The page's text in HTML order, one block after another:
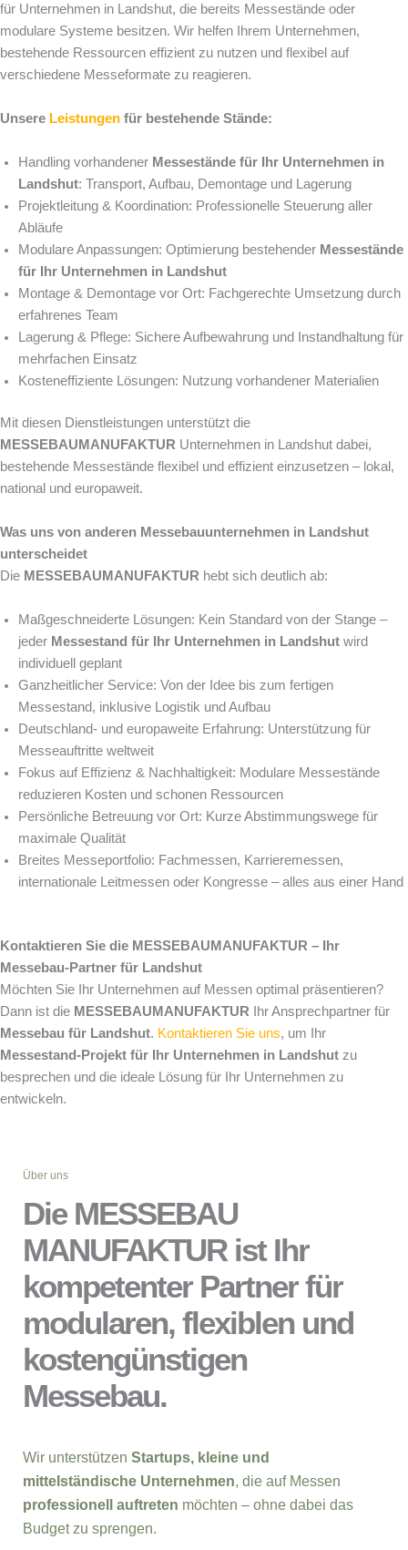
für Unternehmen in Landshut, die bereits Messestände oder
modulare Systeme besitzen. Wir helfen Ihrem Unternehmen,
bestehende Ressourcen effizient zu nutzen und flexibel auf
verschiedene Messeformate zu reagieren.
Unsere Leistungen für bestehende Stände:
Handling vorhandener Messestände für Ihr Unternehmen in
Landshut: Transport, Aufbau, Demontage und Lagerung
Projektleitung & Koordination: Professionelle Steuerung aller
Abläufe
Modulare Anpassungen: Optimierung bestehender Messestände
für Ihr Unternehmen in Landshut
Montage & Demontage vor Ort: Fachgerechte Umsetzung durch
erfahrenes Team
Lagerung & Pflege: Sichere Aufbewahrung und Instandhaltung für
mehrfachen Einsatz
Kosteneffiziente Lösungen: Nutzung vorhandener Materialien
Mit diesen Dienstleistungen unterstützt die
MESSEBAUMANUFAKTUR Unternehmen in Landshut dabei,
bestehende Messestände flexibel und effizient einzusetzen – lokal,
national und europaweit.
Was uns von anderen Messebauunternehmen in Landshut
unterscheidet
Die MESSEBAUMANUFAKTUR hebt sich deutlich ab:
Maßgeschneiderte Lösungen: Kein Standard von der Stange –
jeder Messestand für Ihr Unternehmen in Landshut wird
individuell geplant
Ganzheitlicher Service: Von der Idee bis zum fertigen
Messestand, inklusive Logistik und Aufbau
Deutschland- und europaweite Erfahrung: Unterstützung für
Messeauftritte weltweit
Fokus auf Effizienz & Nachhaltigkeit: Modulare Messestände
reduzieren Kosten und schonen Ressourcen
Persönliche Betreuung vor Ort: Kurze Abstimmungswege für
maximale Qualität
Breites Messeportfolio: Fachmessen, Karrieremessen,
internationale Leitmessen oder Kongresse – alles aus einer Hand
Kontaktieren Sie die MESSEBAUMANUFAKTUR – Ihr
Messebau-Partner für Landshut
Möchten Sie Ihr Unternehmen auf Messen optimal präsentieren?
Dann ist die MESSEBAUMANUFAKTUR Ihr Ansprechpartner für
Messebau für Landshut. Kontaktieren Sie uns, um Ihr
Messestand-Projekt für Ihr Unternehmen in Landshut zu
besprechen und die ideale Lösung für Ihr Unternehmen zu
entwickeln.
Über uns
Die MESSEBAU
MANUFAKTUR ist Ihr
kompetenter Partner für
modularen, flexiblen und
kostengünstigen
Messebau.
Wir unterstützen Startups, kleine und
mittelständische Unternehmen, die auf Messen
professionell auftreten möchten – ohne dabei das
Budget zu sprengen.